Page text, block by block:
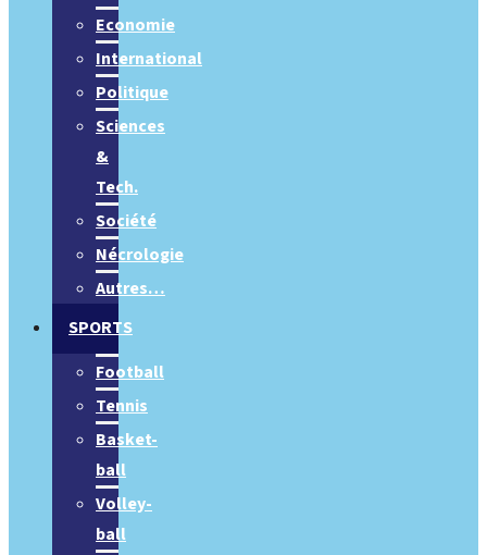
Economie
International
Politique
Sciences
&
Tech.
Société
Nécrologie
Autres…
SPORTS
Football
Tennis
Basket-
ball
Volley-
ball